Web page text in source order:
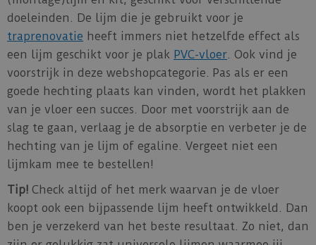
doeleinden. De lijm die je gebruikt voor je
traprenovatie heeft immers niet hetzelfde effect als
een lijm geschikt voor je plak PVC-vloer. Ook vind je
voorstrijk in deze webshopcategorie. Pas als er een
goede hechting plaats kan vinden, wordt het plakken
van je vloer een succes. Door met voorstrijk aan de
slag te gaan, verlaag je de absorptie en verbeter je de
hechting van je lijm of egaline. Vergeet niet een
lijmkam mee te bestellen!
Tip! Check altijd of het merk waarvan je de vloer
koopt ook een bijpassende lijm heeft ontwikkeld. Dan
ben je verzekerd van het beste resultaat. Zo niet, dan